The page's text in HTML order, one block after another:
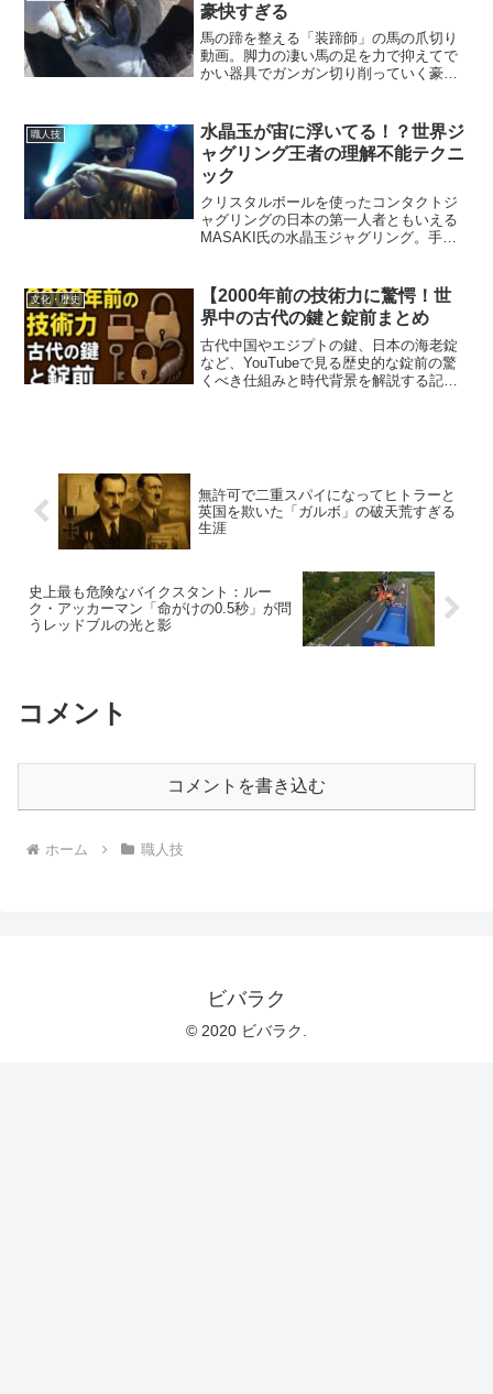
豪快すぎる
馬の蹄を整える「装蹄師」の馬の爪切り
動画。脚力の凄い馬の足を力で抑えてで
かい器具でガンガン切り削っていく豪快
職人技
水晶玉が宙に浮いてる！？世界ジ
ャグリング王者の理解不能テクニ
ック
クリスタルボールを使ったコンタクトジ
ャグリングの日本の第一人者ともいえる
MASAKI氏の水晶玉ジャグリング。手品
動画。
文化・歴史
【2000年前の技術力に驚愕！世
界中の古代の鍵と錠前まとめ
古代中国やエジプトの鍵、日本の海老錠
など、YouTubeで見る歴史的な錠前の驚
くべき仕組みと時代背景を解説する記事
無許可で二重スパイになってヒトラーと
英国を欺いた「ガルボ」の破天荒すぎる
生涯
史上最も危険なバイクスタント：ルー
ク・アッカーマン「命がけの0.5秒」が問
うレッドブルの光と影
コメント
コメントを書き込む
ホーム 職人技
ビバラク
© 2020 ビバラク.